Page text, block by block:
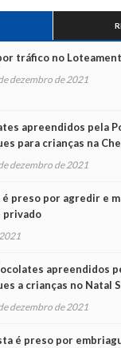
tráfico no
dezembro de 2021
apreendidos pela
para crianças na
dezembro de 2021
é preso por agredir e
privado
apreendidos
a crianças no Natal
dezembro de 2021
é preso por